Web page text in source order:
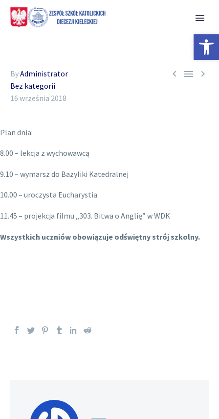
  
ByAdministrator
Bez kategorii
16 września 2018
Plan dnia:
8.00 – lekcja z wychowawcą
9.10 – wymarsz do Bazyliki Katedralnej
10.00 – uroczysta Eucharystia
11.45 – projekcja filmu „303. Bitwa o Anglię” w WDK
Wszystkich uczniów obowiązuje odświętny strój szkolny.